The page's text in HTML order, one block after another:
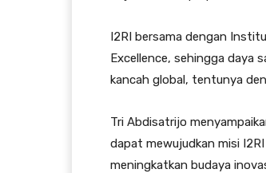
I2RI bersama dengan
Excellence, sehingga daya
kancah global, tentunya
Tri Abdisatrijo
dapat mewujudkan misi
meningkatkan budaya